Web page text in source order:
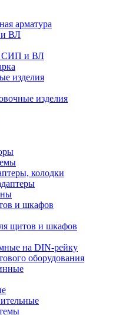
арматура
и ВЛ
СИП и ВЛ
изделия
изделия
колодки
и шкафов
щитов и шкафов
на DIN-рейку
оборудования